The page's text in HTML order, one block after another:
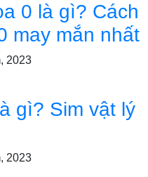
0 là gì? Cách
may mắn nhất
2023
gì? Sim vật lý
2023